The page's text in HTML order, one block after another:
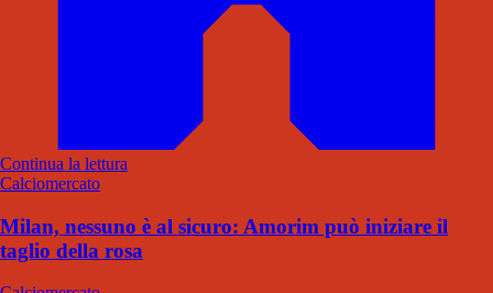
Continua la lettura
Calciomercato
Milan, nessuno è al sicuro: Amorim può iniziare il
taglio della rosa